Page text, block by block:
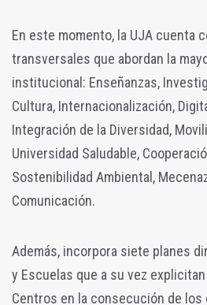
En este momento, la UJA cuenta
transversales que abordan la
institucional: Enseñanzas,
Cultura, Internacionalización,
Integración de la Diversidad,
Universidad Saludable,
Sostenibilidad Ambiental,
Comunicación.
Además, incorpora siete planes
y Escuelas que a su vez
Centros en la consecución de los